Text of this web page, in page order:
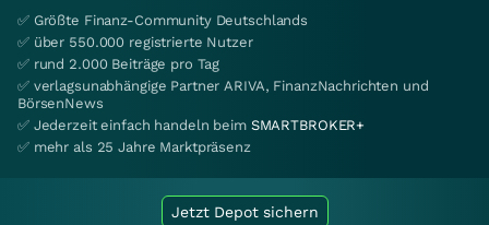
✅ Größte Finanz-Community Deutschlands
✅ über 550.000 registrierte Nutzer
✅ rund 2.000 Beiträge pro Tag
✅ verlagsunabhängige Partner ARIVA, FinanzNachrichten und
BörsenNews
✅ Jederzeit einfach handeln beim SMARTBROKER+
✅ mehr als 25 Jahre Marktpräsenz
Jetzt Depot sichern